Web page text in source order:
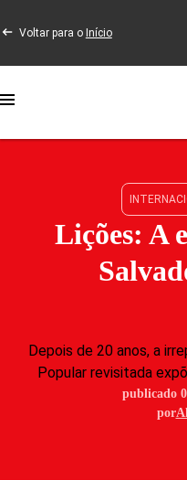
Voltar para o Início
Lições: A
Depois de 20 anos, a
Popular revisitada
publicado
por